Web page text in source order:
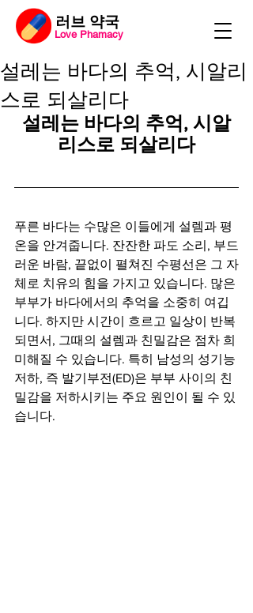
​러브 약국
Love Phamacy
설레는 바다의 추억, 시알리
스로 되살리다
설레는 바다의 추억, 시알
리스로 되살리다
푸른 바다는 수많은 이들에게 설렘과 평
온을 안겨줍니다. 잔잔한 파도 소리, 부드
러운 바람, 끝없이 펼쳐진 수평선은 그 자
체로 치유의 힘을 가지고 있습니다. 많은
부부가 바다에서의 추억을 소중히 여깁
니다. 하지만 시간이 흐르고 일상이 반복
되면서, 그때의 설렘과 친밀감은 점차 희
미해질 수 있습니다. 특히 남성의 성기능
저하, 즉 발기부전(ED)은 부부 사이의 친
밀감을 저하시키는 주요 원인이 될 수 있
습니다.